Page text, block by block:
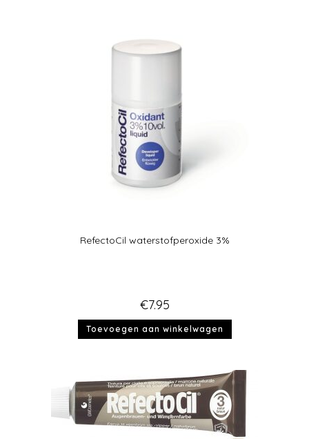
RefectoCil waterstofperoxide 3%
€7.95
Toevoegen aan winkelwagen